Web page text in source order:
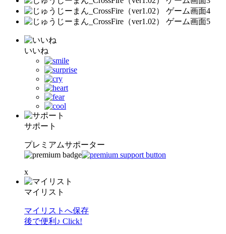
いいね
サポート
プレミアムサポーター
x
マイリスト
マイリストへ保存
後で便利♪ Click!